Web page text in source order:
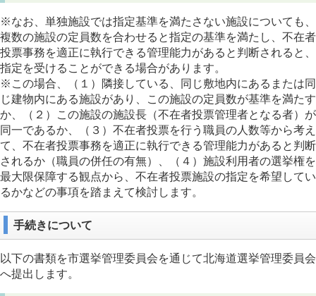
※なお、単独施設では指定基準を満たさない施設についても、
複数の施設の定員数を合わせると指定の基準を満たし、不在者
投票事務を適正に執行できる管理能力があると判断されると、
指定を受けることができる場合があります。
※この場合、（１）隣接している、同じ敷地内にあるまたは同
じ建物内にある施設があり、この施設の定員数が基準を満たす
か、（２）この施設の施設長（不在者投票管理者となる者）が
同一であるか、（３）不在者投票を行う職員の人数等から考え
て、不在者投票事務を適正に執行できる管理能力があると判断
されるか（職員の併任の有無）、（４）施設利用者の選挙権を
最大限保障する観点から、不在者投票施設の指定を希望してい
るかなどの事項を踏まえて検討します。
手続きについて
以下の書類を市選挙管理委員会を通じて北海道選挙管理委員会
へ提出します。